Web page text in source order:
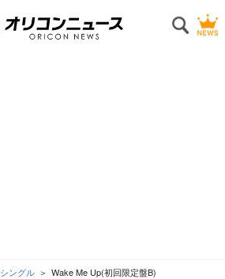
シングル Wake Me Up(初回限定盤B)